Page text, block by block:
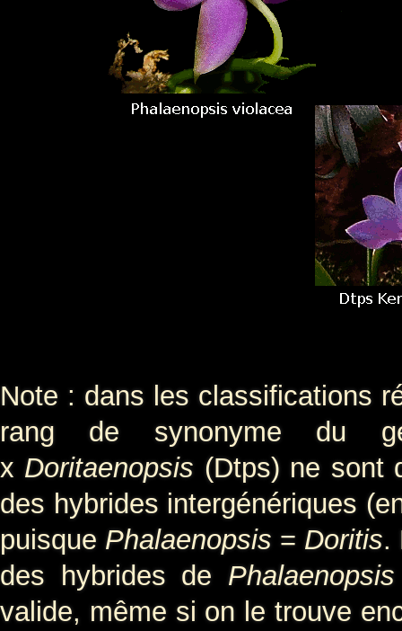
Note : dans les classifications
rang de synonyme du
x Doritaenopsis (Dtps) ne sont
des hybrides intergénériques
puisque Phalaenopsis = Doritis.
des hybrides de Phalaenopsis
valide, même si on le trouve